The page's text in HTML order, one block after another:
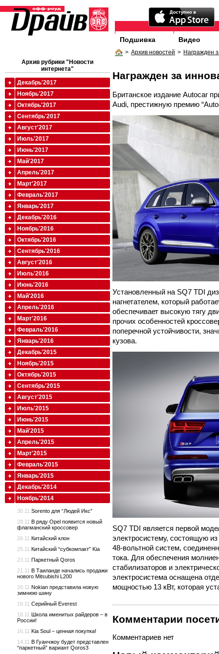
Подшивка Видео
> Архив новостей > Награжден
Награжден за
Британское издание Autocar
Audi, престижную премию
Установленный на SQ7 TDI
нагнетателем, который
обеспечивает высокую тягу
прочих особенностей
поперечной устойчивости,
кузова.
SQ7 TDI является первой
электросистему, состоящую
48-вольтной систем,
тока. Для обеспечения
стабилизаторов и
электросистема оснащена
мощностью 13 кВт, которая
Комментарии
Комментариев нет
Архив рубрики "Новости
интернета"
Декабрь'2017
Ноябрь'2017
Октябрь'2017
Сентябрь'2017
Август'2017
Июль'2017
Июнь'2017
Май'2017
Апрель'2017
Март'2017
Февраль'2017
Январь'2017
Декабрь'2016
Ноябрь'2016
Октябрь'2016
Сентябрь'2016
Август'2016
Июль'2016
Июнь'2016
Май'2016
Апрель'2016
Март'2016
Февраль'2016
Январь'2016
Декабрь'2015
Ноябрь'2015
Октябрь'2015
Сентябрь'2015
Август'2015
Июль'2015
Июнь'2015
Май'2015
Апрель'2015
Март'2015
Февраль'2015
Январь'2015
Декабрь'2014
Ноябрь'2014
30.11 Sorento для “Людей Икс”
28.11 В ряду Opel появится новый
флагманский кроссовер
26.11 Китайский клон
25.11 Китайский “субкомпакт” Kia
23.11 Паркетный Qoros
21.11 В Таиланде начались продажи
нового Mitsubishi L200
20.11 Nokian представила новую
зимнюю шину
19.11 Серийный Everest
18.11 Школа именитых райдеров – в
России!
16.11 Kia Soul – ценная покупка!
14.11 В Гуанчжоу будет представлен
“паркетный” вариант Qoros3